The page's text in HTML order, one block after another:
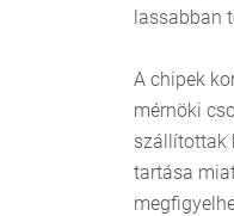
lassabban
A chipek
mérnöki
szállítottak
tartása